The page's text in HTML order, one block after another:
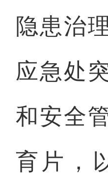
隐患治
应急处
和安全
育片，